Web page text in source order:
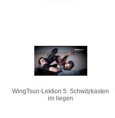
WingTsun-Lektion 5: Schwitzkasten
im liegen